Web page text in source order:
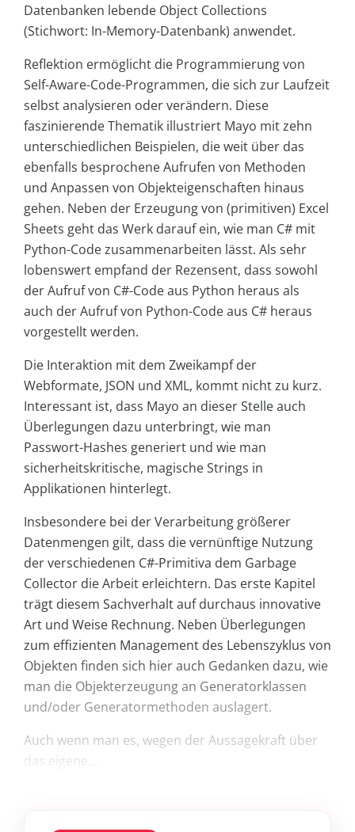
Datenbanken lebende Object Collections
(Stichwort: In-Memory-Datenbank) anwendet.
Reflektion ermöglicht die Programmierung von
Self-Aware-Code-Programmen, die sich zur Laufzeit
selbst analysieren oder verändern. Diese
faszinierende Thematik illustriert Mayo mit zehn
unterschiedlichen Beispielen, die weit über das
ebenfalls besprochene Aufrufen von Methoden
und Anpassen von Objekteigenschaften hinaus
gehen. Neben der Erzeugung von (primitiven) Excel
Sheets geht das Werk darauf ein, wie man C# mit
Python-Code zusammenarbeiten lässt. Als sehr
lobenswert empfand der Rezensent, dass sowohl
der Aufruf von C#-Code aus Python heraus als
auch der Aufruf von Python-Code aus C# heraus
vorgestellt werden.
Die Interaktion mit dem Zweikampf der
Webformate, JSON und XML, kommt nicht zu kurz.
Interessant ist, dass Mayo an dieser Stelle auch
Überlegungen dazu unterbringt, wie man
Passwort-Hashes generiert und wie man
sicherheitskritische, magische Strings in
Applikationen hinterlegt.
Insbesondere bei der Verarbeitung größerer
Datenmengen gilt, dass die vernünftige Nutzung
der verschiedenen C#-Primitiva dem Garbage
Collector die Arbeit erleichtern. Das erste Kapitel
trägt diesem Sachverhalt auf durchaus innovative
Art und Weise Rechnung. Neben Überlegungen
zum effizienten Management des Lebenszyklus von
Objekten finden sich hier auch Gedanken dazu, wie
man die Objekterzeugung an Generatorklassen
und/oder Generatormethoden auslagert.
Auch wenn man es, wegen der Aussagekraft über
das eigene...